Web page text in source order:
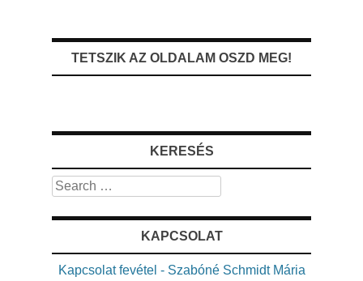
TETSZIK AZ OLDALAM OSZD MEG!
KERESÉS
Search
KAPCSOLAT
Kapcsolat fevétel - Szabóné Schmidt Mária